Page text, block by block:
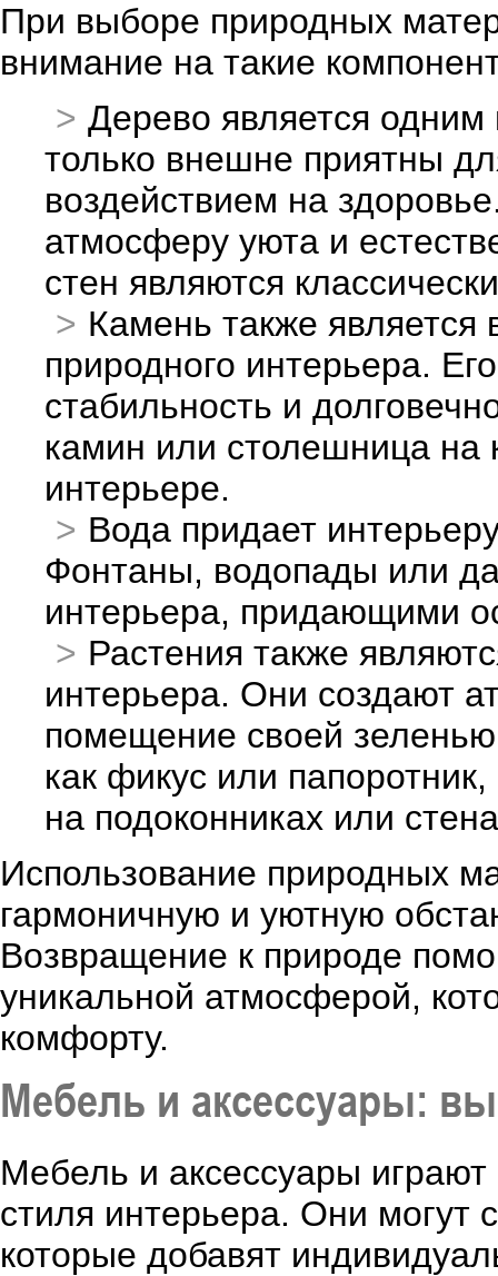
При выборе природных
внимание на такие
Дерево является
только внешне приятны
воздействием на
атмосферу уюта и
стен являются
Камень также
природного интерьера.
стабильность и
камин или столешница на
интерьере.
Вода придает
Фонтаны, водопады или
интерьера, придающими
Растения также
интерьера. Они создают
помещение своей
как фикус или
на подоконниках или
Использование природных
гармоничную и уютную
Возвращение к природе
уникальной атмосферой,
комфорту.
Мебель и аксессуары:
Мебель и аксессуары
стиля интерьера. Они могут
которые добавят